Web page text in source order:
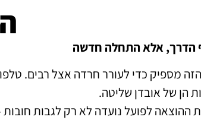
הדרך, אלא התחלה חדשה
מספיק כדי לעורר חרדה אצל רבים.
הן של אובדן שליטה.
ההוצאה לפועל נועדה לא רק לגבות